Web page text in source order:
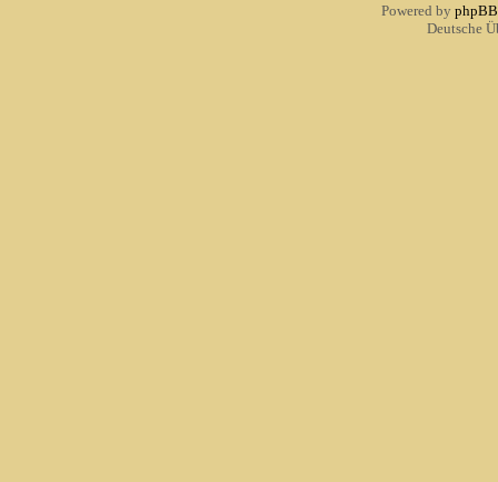
Powered by phpBB
Deutsche